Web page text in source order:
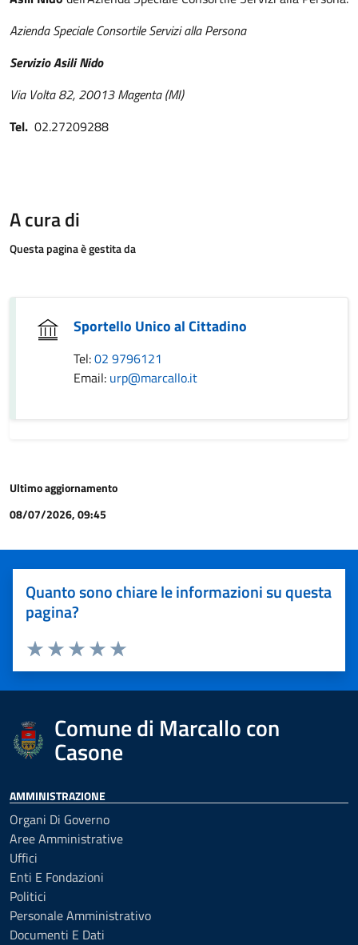
Azienda Speciale Consortile Servizi alla Persona
Servizio Asili Nido
Via Volta 82, 20013 Magenta (MI)
Tel. 02.27209288
A cura di
Questa pagina è gestita da
Sportello Unico al Cittadino
Tel:02 9796121
Email: urp@marcallo.it
Ultimo aggiornamento
08/07/2026, 09:45
Quanto sono chiare le informazioni su questa
pagina?
Valuta 5 stelle su 5
Valuta 4 stelle su 5
Valuta 3 stelle su 5
Valuta 2 stelle su 5
Valuta 1 stelle su 5
Comune di Marcallo con
Casone
AMMINISTRAZIONE
Organi Di Governo
Aree Amministrative
Uffici
Enti E Fondazioni
Politici
Personale Amministrativo
Documenti E Dati